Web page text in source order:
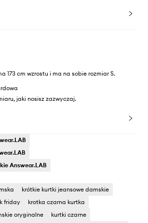
173 cm wzrostu i ma na sobie rozmiar S.
jaki nosisz zazwyczaj.
Answear.LAB
krótkie kurtki jeansowe damskie
friday
krotka czarna kurtka
oryginalne
kurtki czarne